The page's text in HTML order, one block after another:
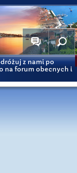
z nami po
na forum obecnych i